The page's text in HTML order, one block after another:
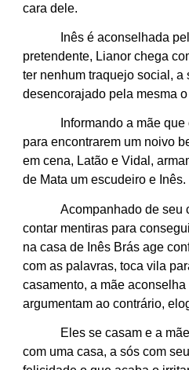
cara dele.
Inês é aconselhada
pretendente, Lianor chega
ter nenhum traquejo social, a
desencorajado pela mesma
Informando a mãe
para encontrarem um noivo
em cena, Latão e Vidal,
de Mata um escudeiro e Inês.
Acompanhado de seu
contar mentiras para
na casa de Inês Brás age
com as palavras, toca vila
casamento, a mãe
argumentam ao contrário,
Eles se casam e a
com uma casa, a sós com